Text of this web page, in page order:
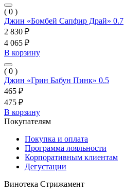
( 0 )
Джин «Бомбей Сапфир Драй» 0.7
2 830 ₽
4 065 ₽
В корзину
( 0 )
Джин «Грин Бабун Пинк» 0.5
465 ₽
475 ₽
В корзину
Покупателям
Покупка и оплата
Программа лояльности
Корпоративным клиентам
Дегустации
Винотека Стрижамент